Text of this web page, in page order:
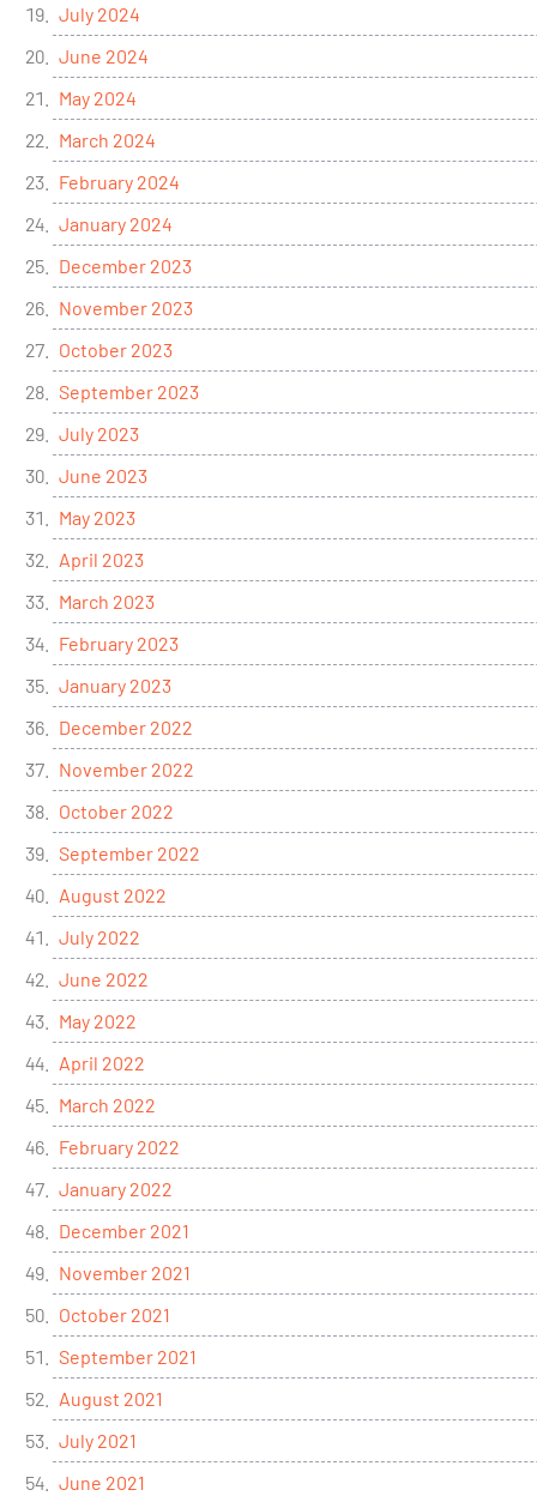
July 2024
June 2024
May 2024
March 2024
February 2024
January 2024
December 2023
November 2023
October 2023
September 2023
July 2023
June 2023
May 2023
April 2023
March 2023
February 2023
January 2023
December 2022
November 2022
October 2022
September 2022
August 2022
July 2022
June 2022
May 2022
April 2022
March 2022
February 2022
January 2022
December 2021
November 2021
October 2021
September 2021
August 2021
July 2021
June 2021